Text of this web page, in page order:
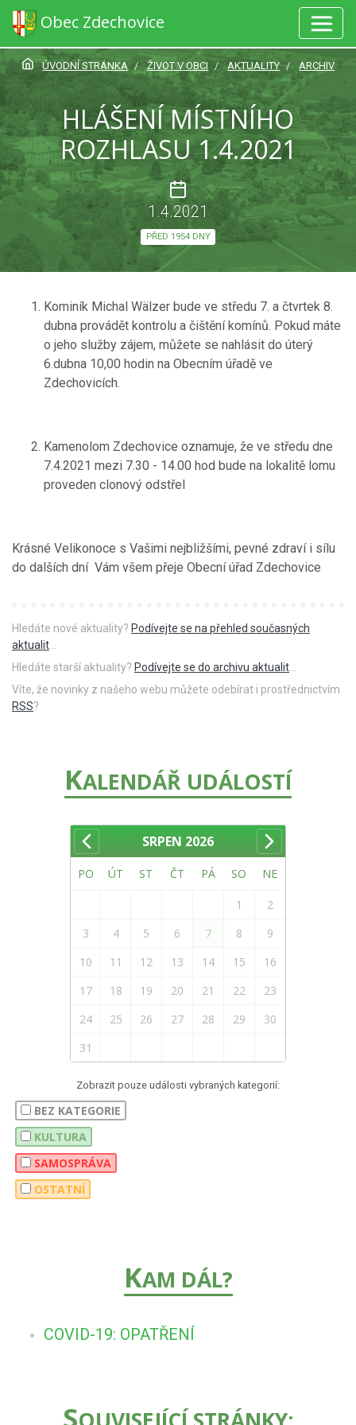
Obec Zdechovice
ÚVODNÍ STRÁNKA ŽIVOT V OBCI AKTUALITY ARCHIV
HLÁŠENÍ MÍSTNÍHO
ROZHLASU 1.4.2021
1.4.2021
PŘED 1954 DNY
Kominík Michal Wälzer bude ve středu 7. a čtvrtek 8.
dubna provádět kontrolu a čištění komínů. Pokud máte
o jeho služby zájem, můžete se nahlásit do úterý
6.dubna 10,00 hodin na Obecním úřadě ve
Zdechovicích.
Kamenolom Zdechovice oznamuje, že ve středu dne
7.4.2021 mezi 7.30 - 14.00 hod bude na lokalitě lomu
proveden clonový odstřel
Krásné Velikonoce s Vašimi nejbližšími, pevné zdraví i sílu
do dalších dní Vám všem přeje Obecní úřad Zdechovice
Hledáte nové aktuality? Podívejte se na přehled současných
aktualit
Hledáte starší aktuality? Podívejte se do archivu aktualit
Víte, že novinky z našeho webu můžete odebírat i prostřednictvím
RSS?
KALENDÁŘ UDÁLOSTÍ
SRPEN 2026
PO ÚT ST ČT PÁ SO NE
1
2
3
4 5 6 7 8
9
10
11 12 13 14 15
16
17
18 19 20 21 22
23
24
25 26 27 28 29
30
31
Zobrazit pouze události vybraných kategorií:
BEZ KATEGORIE
KULTURA
SAMOSPRÁVA
OSTATNÍ
KAM DÁL?
COVID-19: OPATŘENÍ
S